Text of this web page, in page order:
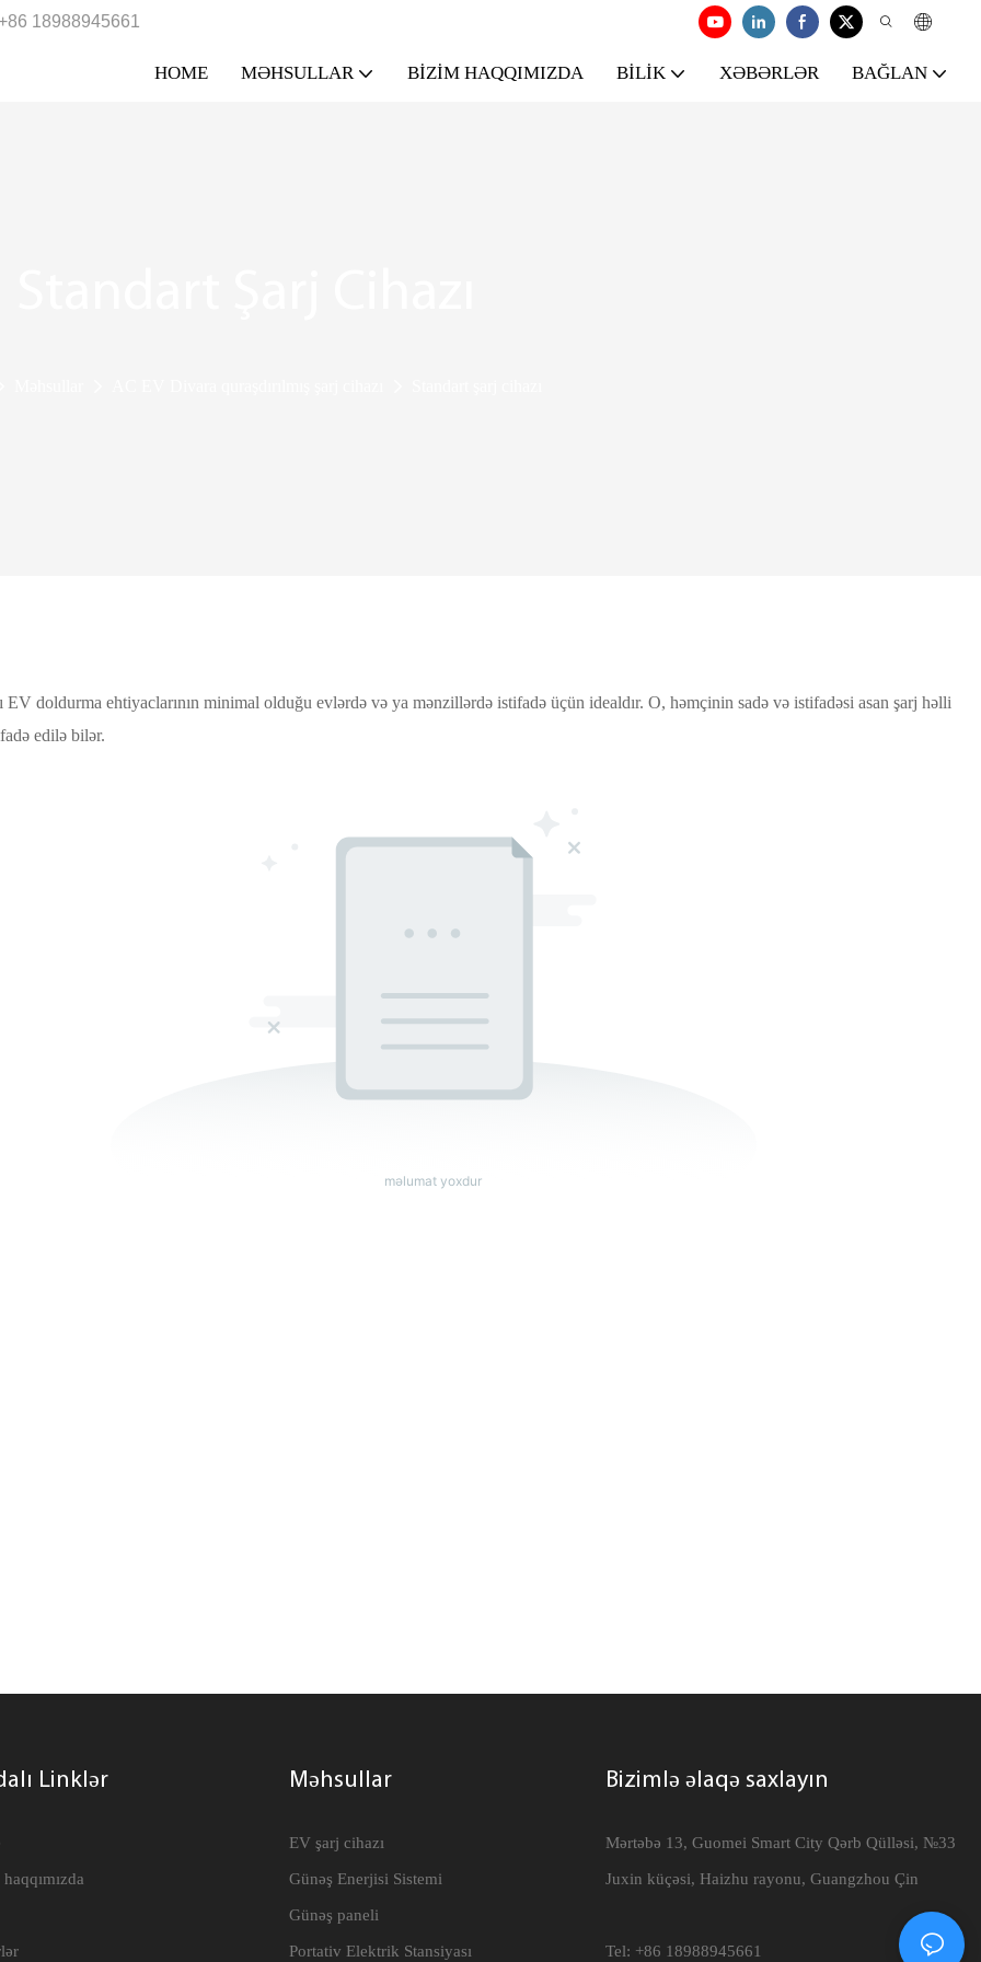
18988945661
HOME MƏHSULLAR BIZIM HAQQIMIZDA BILIK XƏBƏRLƏR BAĞLAN
EV doldurma ehtiyaclarının minimal olduğu evlərdə və ya mənzillərdə istifadə üçün idealdır. O, həmçinin sadə və istifadəsi asan şarj həlli
edilə bilər.
məlumat yoxdur
Linklər Məhsullar
EV şarj cihazı
Günəş Enerjisi Sistemi
Günəş paneli
Portativ Elektrik Stansiyası
Bizimlə əlaqə saxlayın
Mərtəbə 13, Guomei Smart City Qərb Qülləsi, №33
Juxin küçəsi, Haizhu rayonu, Guangzhou Çin
Tel: +86 18988945661